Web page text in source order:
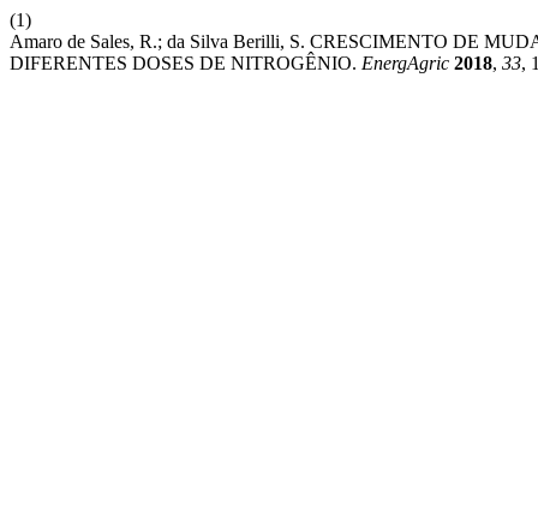
(1)
Amaro de Sales, R.; da Silva Berilli, S. CRESCIMENTO DE
DIFERENTES DOSES DE NITROGÊNIO. EnergAgric 2018, 33,